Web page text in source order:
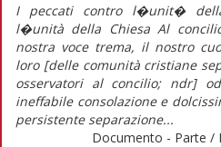
I peccati contro l�unit�
l�unità della Chiesa Al
nostra voce trema, il nostro
loro [delle comunità cristiane
osservatori al concilio; ndr]
ineffabile consolazione e
persistente separazione...
Documento - Parte /